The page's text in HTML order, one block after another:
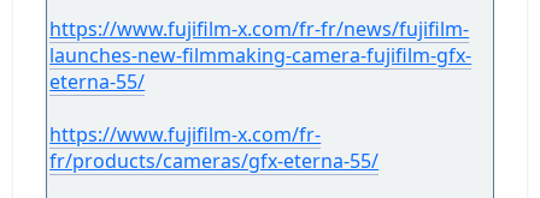
https://www.fujifilm-x.com/fr-fr/news/fujifilm-
launches-new-filmmaking-camera-fujifilm-gfx-
eterna-55/
https://www.fujifilm-x.com/fr-
fr/products/cameras/gfx-eterna-55/